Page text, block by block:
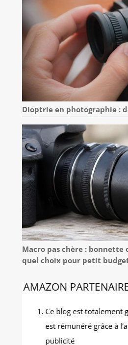
Dioptrie en photographie :
Macro pas chère : bonnette
quel choix pour petit